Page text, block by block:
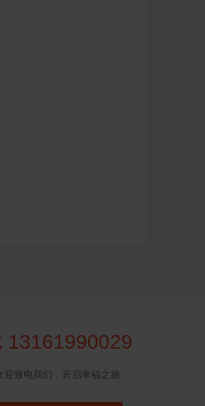
13161990029
迎致电我们，开启幸福之旅